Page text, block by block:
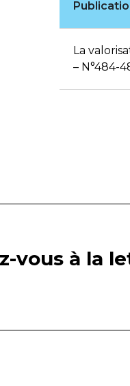
La
– N°484-
vous à la